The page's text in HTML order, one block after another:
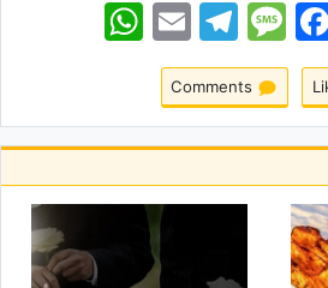
WhatsApp EmailTelegramMessage
Comments